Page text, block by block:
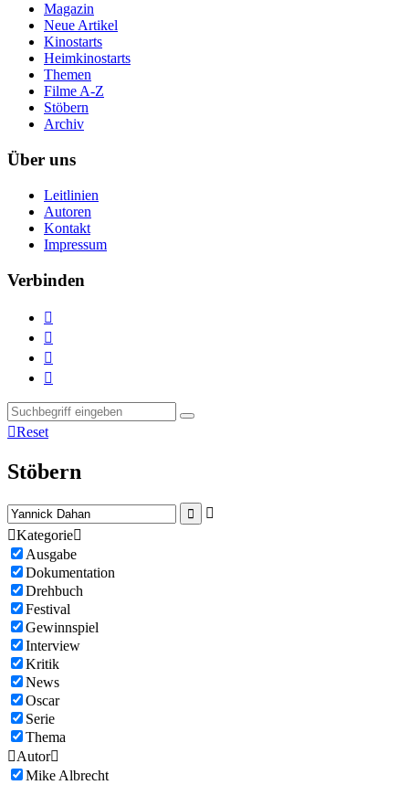
Magazin
Neue Artikel
Kinostarts
Heimkinostarts
Themen
Filme A-Z
Stöbern
Archiv
Über uns
Leitlinien
Autoren
Kontakt
Impressum
Verbinden




Reset
Stöbern


Kategorie
Ausgabe
Dokumentation
Drehbuch
Festival
Gewinnspiel
Interview
Kritik
News
Oscar
Serie
Thema
Autor
Mike Albrecht